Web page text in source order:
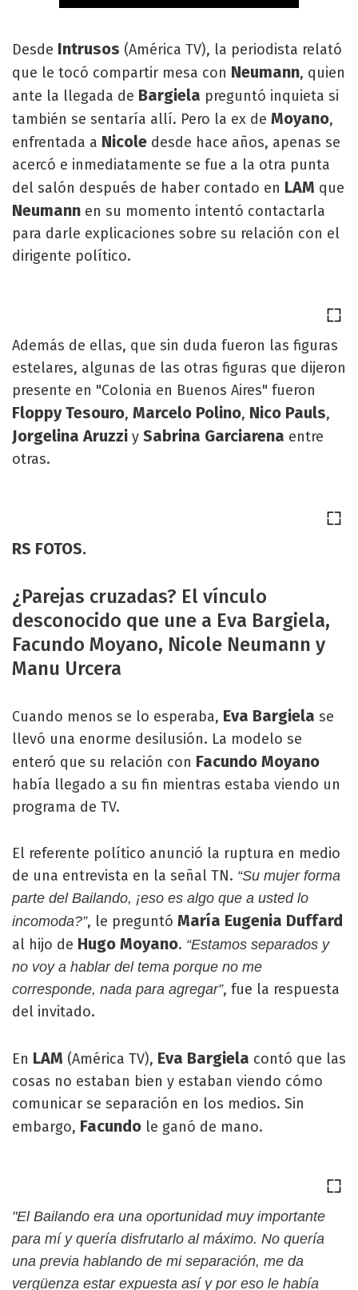
Desde Intrusos (América TV), la periodista relató
que le tocó compartir mesa con Neumann, quien
ante la llegada de Bargiela preguntó inquieta si
también se sentaría allí. Pero la ex de Moyano,
enfrentada a Nicole desde hace años, apenas se
acercó e inmediatamente se fue a la otra punta
del salón después de haber contado en LAM que
Neumann en su momento intentó contactarla
para darle explicaciones sobre su relación con el
dirigente político.
Además de ellas, que sin duda fueron las figuras
estelares, algunas de las otras figuras que dijeron
presente en "Colonia en Buenos Aires" fueron
Floppy Tesouro, Marcelo Polino, Nico Pauls,
Jorgelina Aruzzi y Sabrina Garciarena entre
otras.
RS FOTOS.
¿Parejas cruzadas? El vínculo
desconocido que une a Eva Bargiela,
Facundo Moyano, Nicole Neumann y
Manu Urcera
Cuando menos se lo esperaba, Eva Bargiela se
llevó una enorme desilusión. La modelo se
enteró que su relación con Facundo Moyano
había llegado a su fin mientras estaba viendo un
programa de TV.
El referente político anunció la ruptura en medio
de una entrevista en la señal TN. “Su mujer forma
parte del Bailando, ¡eso es algo que a usted lo
incomoda?”, le preguntó María Eugenia Duffard
al hijo de Hugo Moyano. “Estamos separados y
no voy a hablar del tema porque no me
corresponde, nada para agregar”, fue la respuesta
del invitado.
En LAM (América TV), Eva Bargiela contó que las
cosas no estaban bien y estaban viendo cómo
comunicar se separación en los medios. Sin
embargo, Facundo le ganó de mano.
"El Bailando era una oportunidad muy importante
para mí y quería disfrutarlo al máximo. No quería
una previa hablando de mi separación, me da
vergüenza estar expuesta así y por eso le había